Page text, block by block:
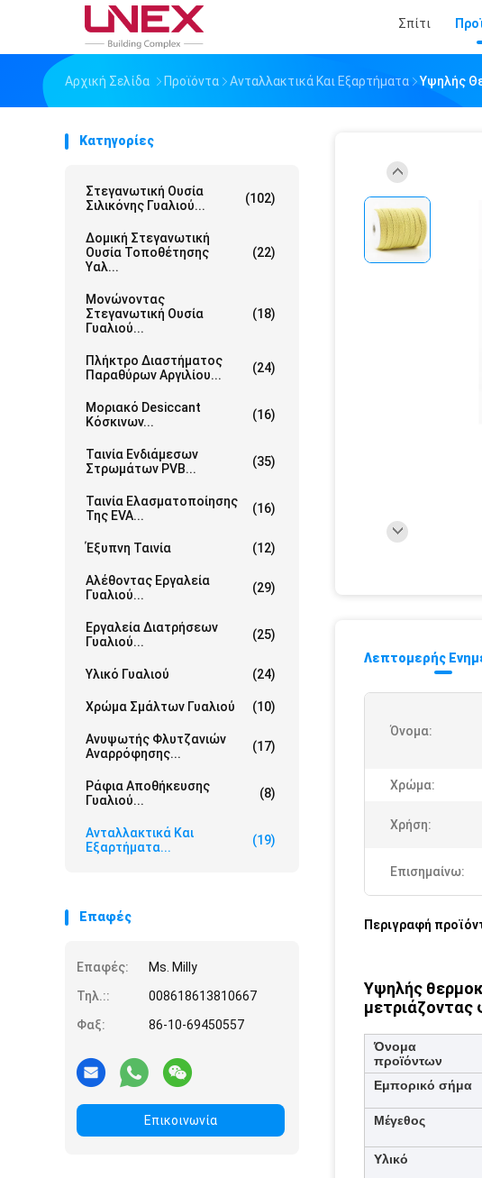
Σπίτι
Αρχική Σελίδα Προϊόντα Ανταλλακτικά Και Εξαρτήματα Υψηλής
Κατηγορίες
Στεγανωτική Ουσία
Σιλικόνης Γυαλιού...
(102)
Δομική Στεγανωτική
Ουσία Τοποθέτησης
Υαλ...
(22)
Μονώνοντας
Στεγανωτική Ουσία
Γυαλιού...
(18)
Πλήκτρο Διαστήματος
Παραθύρων Αργιλίου...
(24)
Μοριακό Desiccant
Κόσκινων...
(16)
Ταινία Ενδιάμεσων
Στρωμάτων PVB...
(35)
Ταινία Ελασματοποίησης
Της EVA...
(16)
Έξυπνη Ταινία (12)
Αλέθοντας Εργαλεία
Γυαλιού...
(29)
Εργαλεία Διατρήσεων
Γυαλιού...
(25)
Υλικό Γυαλιού (24)
Χρώμα Σμάλτων Γυαλιού (10)
Ανυψωτής Φλυτζανιών
Αναρρόφησης...
(17)
Ράφια Αποθήκευσης
Γυαλιού...
(8)
Ανταλλακτικά Και
Εξαρτήματα...
(19)
Επαφές
Επαφές:
Ms. Milly
Τηλ.::
008618613810667
Φαξ:
86-10-69450557
Επικοινωνία
Λεπτομερής
Όνομα:
Χρώμα:
Χρήση:
Επισημαίνω:
Περιγραφή
Υψηλής
μετριάζοντας
Όνομα
προϊόντων
Εμπορικό σήμα
Μέγεθος
Υλικό